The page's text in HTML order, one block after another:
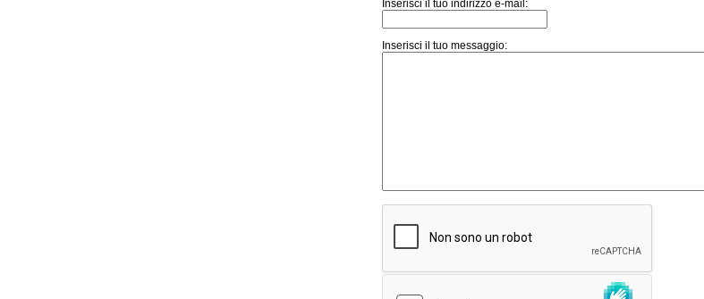
Inserisci il tuo indirizzo e-mail:
Inserisci il tuo messaggio: